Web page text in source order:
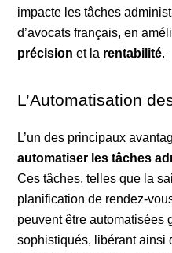
impacte les tâches
d’avocats français, en
précision et la rentabilité.
L’Automatisation
L’un des principaux
automatiser les tâches
Ces tâches, telles que la
planification de rendez-
peuvent être automatisées
sophistiqués, libérant ainsi